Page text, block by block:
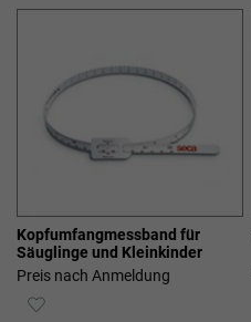
Kopfumfangmessband für
Säuglinge und Kleinkinder
Preis nach Anmeldung
ZUR